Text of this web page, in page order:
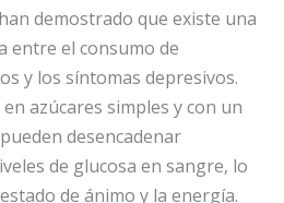
demostrado que existe una
entre el consumo de
y los síntomas depresivos.
azúcares simples y con un
desencadenar
de glucosa en sangre, lo
de ánimo y la energía.